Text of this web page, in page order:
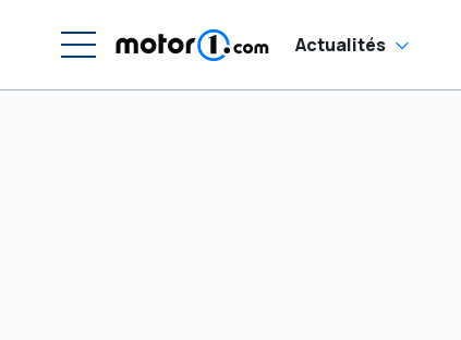
Actualités